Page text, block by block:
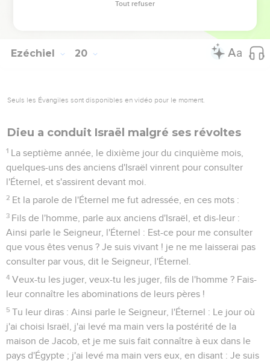
Ezéchiel 20
Seuls les Évangiles sont disponibles en vidéo pour le moment.
Dieu a conduit Israël malgré ses révoltes
1 La septième année, le dixième jour du cinquième mois,
quelques-uns des anciens d'Israël vinrent pour consulter
l'Éternel, et s'assirent devant moi.
2 Et la parole de l'Éternel me fut adressée, en ces mots :
3 Fils de l'homme, parle aux anciens d'Israël, et dis-leur :
Ainsi parle le Seigneur, l'Éternel : Est-ce pour me consulter
que vous êtes venus ? Je suis vivant ! je ne me laisserai pas
consulter par vous, dit le Seigneur, l'Éternel.
4 Veux-tu les juger, veux-tu les juger, fils de l'homme ? Fais-
leur connaître les abominations de leurs pères !
5 Tu leur diras : Ainsi parle le Seigneur, l'Éternel : Le jour où
j'ai choisi Israël, j'ai levé ma main vers la postérité de la
maison de Jacob, et je me suis fait connaître à eux dans le
pays d'Égypte ; j'ai levé ma main vers eux, en disant : Je suis
Tout refuser